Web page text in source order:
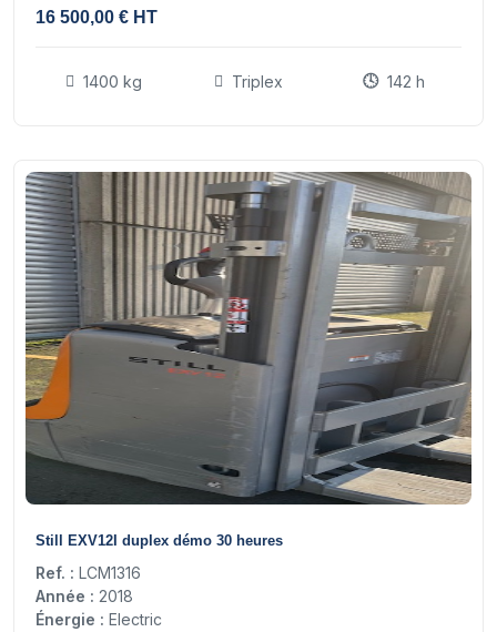
16 500,00 € HT
1400 kg Triplex 142 h
Still EXV12I duplex démo 30 heures
Ref. : LCM1316
Année : 2018
Énergie : Electric